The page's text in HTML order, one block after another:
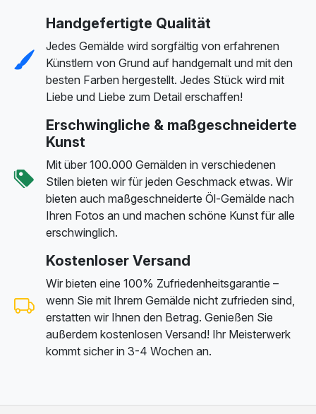
Handgefertigte Qualität
Jedes Gemälde wird sorgfältig von erfahrenen
Künstlern von Grund auf handgemalt und mit den
besten Farben hergestellt. Jedes Stück wird mit
Liebe und Liebe zum Detail erschaffen!
Erschwingliche & maßgeschneiderte
Kunst
Mit über 100.000 Gemälden in verschiedenen
Stilen bieten wir für jeden Geschmack etwas. Wir
bieten auch maßgeschneiderte Öl-Gemälde nach
Ihren Fotos an und machen schöne Kunst für alle
erschwinglich.
Kostenloser Versand
Wir bieten eine 100% Zufriedenheitsgarantie –
wenn Sie mit Ihrem Gemälde nicht zufrieden sind,
erstatten wir Ihnen den Betrag. Genießen Sie
außerdem kostenlosen Versand! Ihr Meisterwerk
kommt sicher in 3-4 Wochen an.